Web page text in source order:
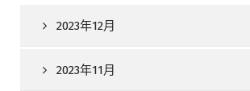
2023年12月
2023年11月